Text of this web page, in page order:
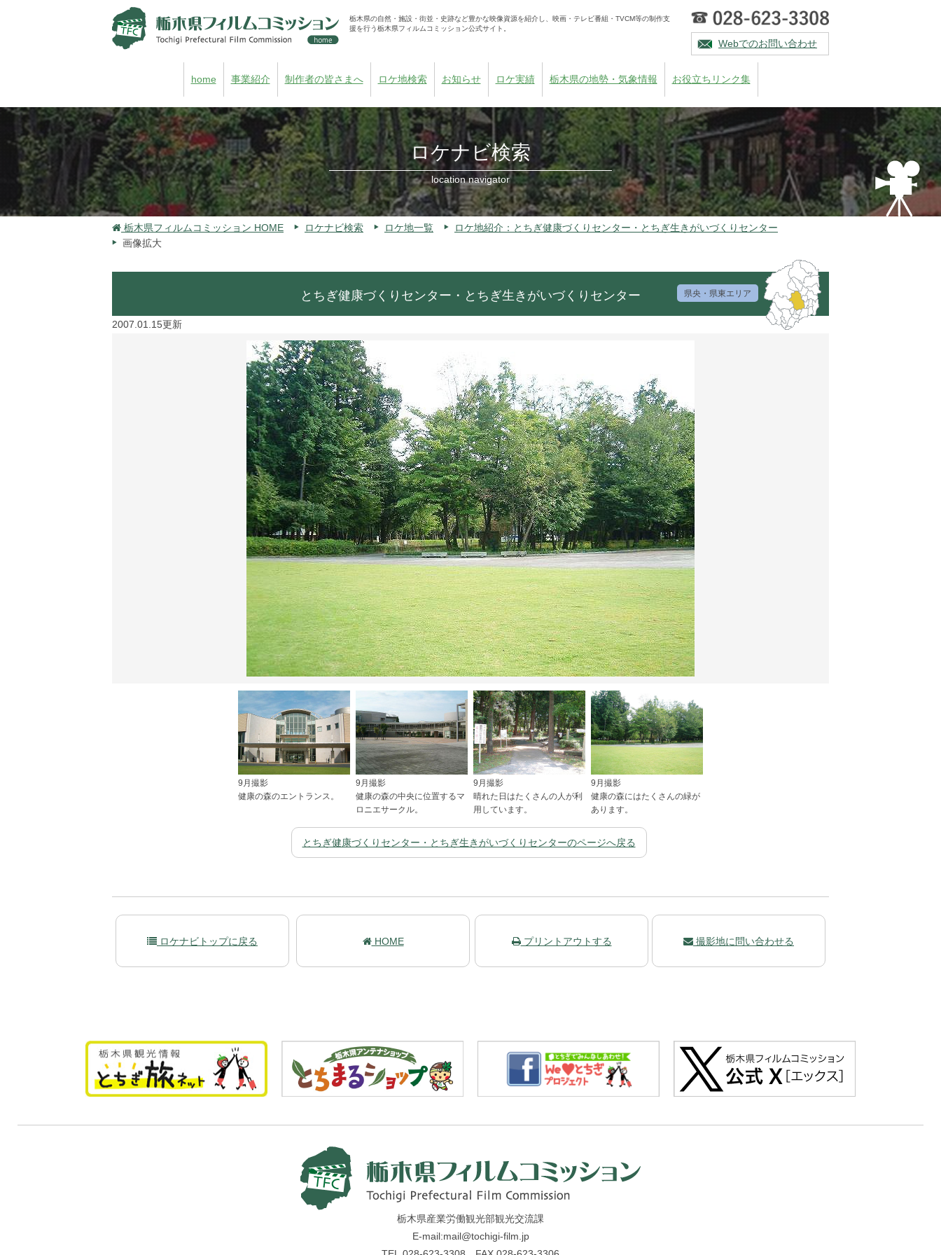
栃木県の自然・施設・街並・史跡など豊かな映像資源を紹介し、映画・テレビ番組・TVCM等の制作支
援を行う栃木県フィルムコミッション公式サイト。
Webでのお問い合わせ
home 事業紹介 制作者の皆さまへ ロケ地検索 お知らせ ロケ実績 栃木県の地勢・気象情報 お役立ちリンク集
ロケナビ検索
location navigator
栃木県フィルムコミッション HOME ロケナビ検索 ロケ地一覧
ロケ地紹介：とちぎ健康づくりセンター・とちぎ生きがいづくりセンター
画像拡大
とちぎ健康づくりセンター・とちぎ生きがいづくりセンター 県央・県東エリア
2007.01.15更新
9月撮影
健康の森のエントランス。
9月撮影
健康の森の中央に位置するマ
ロニエサークル。
9月撮影
晴れた日はたくさんの人が利
用しています。
9月撮影
健康の森にはたくさんの緑が
あります。
とちぎ健康づくりセンター・とちぎ生きがいづくりセンターのページへ戻る
撮影地に問い合わせる
プリントアウトする
ロケナビトップに戻る HOME
栃木県産業労働観光部観光交流課
E-mail:mail@tochigi-film.jp